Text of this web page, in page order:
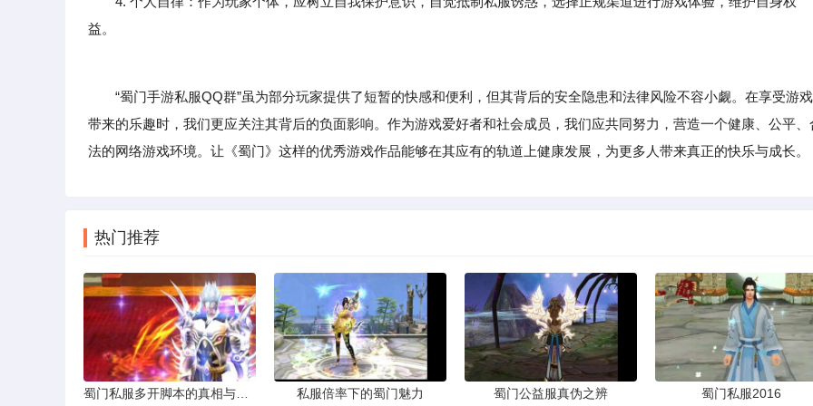
益。
“蜀门手游私服QQ群”虽为部分玩家提供了短暂的快感和便利，但其背后的安全隐患和法律风险不容小觑。在享受游戏
带来的乐趣时，我们更应关注其背后的负面影响。作为游戏爱好者和社会成员，我们应共同努力，营造一个健康、公平、
法的网络游戏环境。让《蜀门》这样的优秀游戏作品能够在其应有的轨道上健康发展，为更多人带来真正的快乐与成长。
热门推荐
私服倍率下的蜀门魅力 蜀门公益服真伪之辨 蜀门私服2016